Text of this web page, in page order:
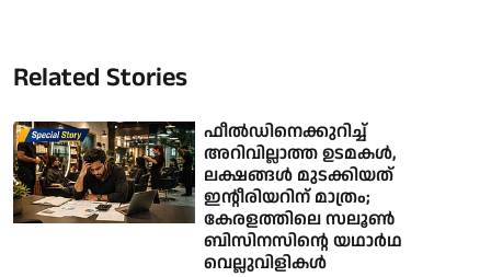
Related Stories
ഫീല്‍ഡിനെക്കുറിച്ച്
അറിവില്ലാത്ത ഉടമകള്‍,
ലക്ഷങ്ങള്‍ മുടക്കിയത്
ഇന്റീരിയറിന് മാത്രം;
കേരളത്തിലെ സലൂണ്‍
ബിസിനസിന്റെ യഥാര്‍ഥ
വെല്ലുവിളികള്‍